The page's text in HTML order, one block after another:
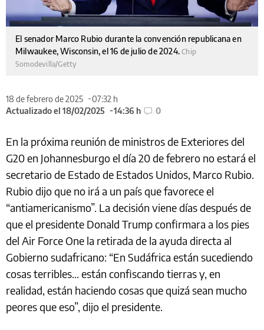
El senador Marco Rubio durante la convención republicana en
Milwaukee, Wisconsin, el 16 de julio de 2024.Chip
Somodevilla/Getty
18 de febrero de 2025
07:32 h
Actualizado el 18/02/2025
14:36 h 0
En la próxima reunión de ministros de Exteriores del
G20 en Johannesburgo el día 20 de febrero no estará el
secretario de Estado de Estados Unidos, Marco Rubio.
Rubio dijo que no irá a un país que favorece el
“antiamericanismo”. La decisión viene días después de
que el presidente Donald Trump confirmara a los pies
del Air Force One la retirada de la ayuda directa al
Gobierno sudafricano: “En Sudáfrica están sucediendo
cosas terribles... están confiscando tierras y, en
realidad, están haciendo cosas que quizá sean mucho
peores que eso”, dijo el presidente.